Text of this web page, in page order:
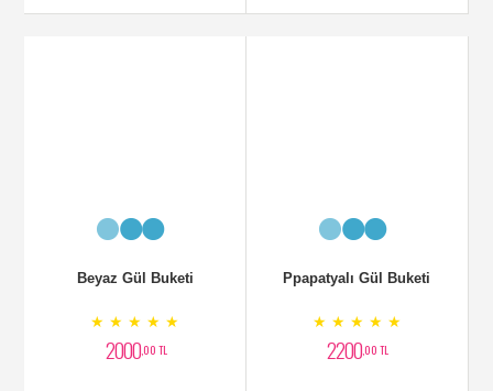
Beyaz Gül Buketi
★ ★ ★ ★ ★
2000,00 TL
Ppapatyalı Gül Buketi
★ ★ ★ ★ ★
2200,00 TL